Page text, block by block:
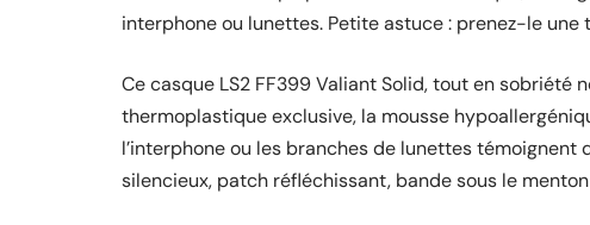
interphone ou lunettes. Petite astuce : prenez-le
Ce casque LS2 FF399 Valiant Solid, tout en sobriété
thermoplastique exclusive, la mousse
l’interphone ou les branches de lunettes témoignent
silencieux, patch réfléchissant, bande sous le